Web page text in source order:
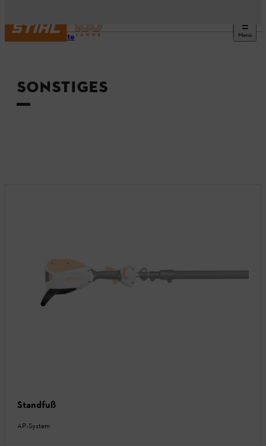
Menü
Startseite
SONSTIGES
Standfuß
AP-System